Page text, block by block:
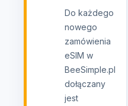
Do każdego
nowego
zamówienia
eSIM w
BeeSimple.pl
dołączany
jest